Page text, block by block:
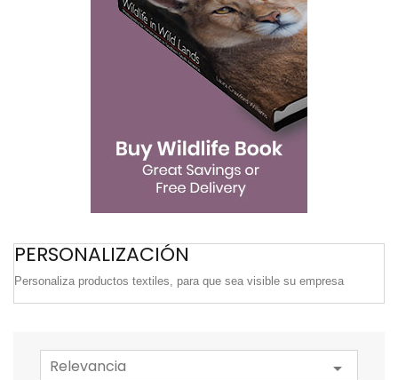
PERSONALIZACIÓN
Personaliza productos textiles, para que sea visible su empresa
Relevancia 